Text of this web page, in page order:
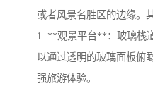
或者风景名胜区的边缘。
1. **观景平台**：玻璃栈
以通过透明的玻璃面板俯
强旅游体验。